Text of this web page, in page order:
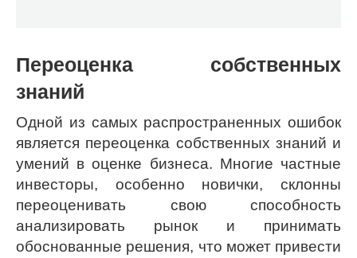
Переоценка собственных
знаний
Одной из самых распространенных ошибок
является переоценка собственных знаний и
умений в оценке бизнеса. Многие частные
инвесторы, особенно новички, склонны
переоценивать свою способность
анализировать рынок и принимать
обоснованные решения, что может привести